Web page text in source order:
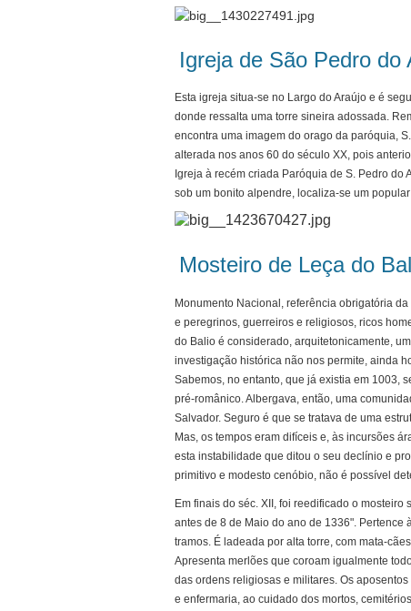
Igreja de São Pedro do
Esta igreja situa-se no Largo do Araújo e é
donde ressalta uma torre sineira adossada.
encontra uma imagem do orago da paróquia,
alterada nos anos 60 do século XX, pois
Igreja à recém criada Paróquia de S. Pedro
sob um bonito alpendre, localiza-se um
Mosteiro de Leça do
Monumento Nacional, referência obrigatória
e peregrinos, guerreiros e religiosos, ricos
do Balio é considerado, arquitetonicamente,
investigação histórica não nos permite, ainda
Sabemos, no entanto, que já existia em 1003,
pré-românico. Albergava, então, uma
Salvador. Seguro é que se tratava de uma
Mas, os tempos eram difíceis e, às incursões
esta instabilidade que ditou o seu declínio e
primitivo e modesto cenóbio, não é possível
Em finais do séc. XII, foi reedificado o
antes de 8 de Maio do ano de 1336".
tramos. É ladeada por alta torre, com mata-
Apresenta merlões que coroam igualmente
das ordens religiosas e militares. Os
e enfermaria, ao cuidado dos mortos,